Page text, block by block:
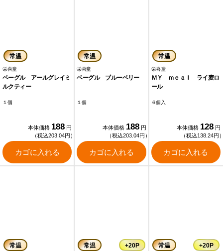
常温
栄喜堂
ベーグル アールグレイミ
ルクティー
１個
本体価格 188 円
（税込203.04円）
カゴに入れる
常温
栄喜堂
ベーグル ブルーベリー
１個
本体価格 188 円
（税込203.04円）
カゴに入れる
常温
栄喜堂
ＭＹ ｍｅａｌ ライ麦ロ
ール
６個入
本体価格 128 円
（税込138.24円
カゴに入れる
常温 常温 +20P 常温 +20P